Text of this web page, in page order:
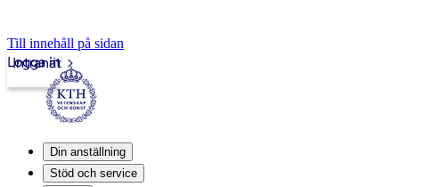
Till innehåll på sidan
Intranät
Logga in
Din anställning
Stöd och service